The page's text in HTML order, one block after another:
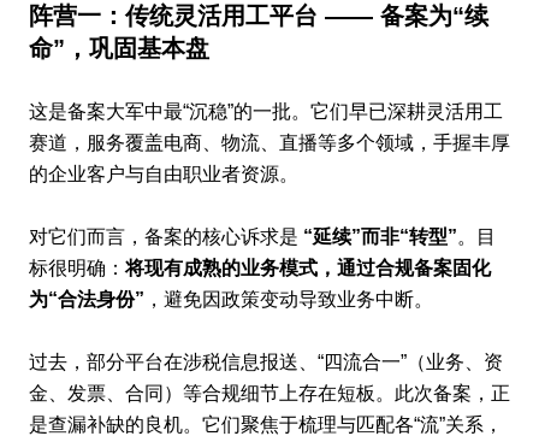
阵营一：传统灵活用工平台 —— 备案为“续
命”，巩固基本盘
这是备案大军中最“沉稳”的一批。它们早已深耕灵活用工
赛道，服务覆盖电商、物流、直播等多个领域，手握丰厚
的企业客户与自由职业者资源。
对它们而言，备案的核心诉求是 “延续”而非“转型”。目
标很明确：将现有成熟的业务模式，通过合规备案固化
为“合法身份” ，避免因政策变动导致业务中断。
过去，部分平台在涉税信息报送、“四流合一”（业务、资
金、发票、合同）等合规细节上存在短板。此次备案，正
是查漏补缺的良机。它们聚焦于梳理与匹配各“流”关系，